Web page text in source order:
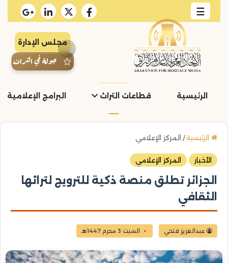
☰
مجلس الإدارة
جولة في التراث
الرئيسية قطاعات التراث البرامج الإعلامية
الرئيسية/ المركز الإعلامي
الأخبار المركز الإعلامي
الجزائر تطلق منصة ذكية للترويج لتراثها
الثقافي
عبدالعزيز فتحي السبت 3 محرم 1447هـ